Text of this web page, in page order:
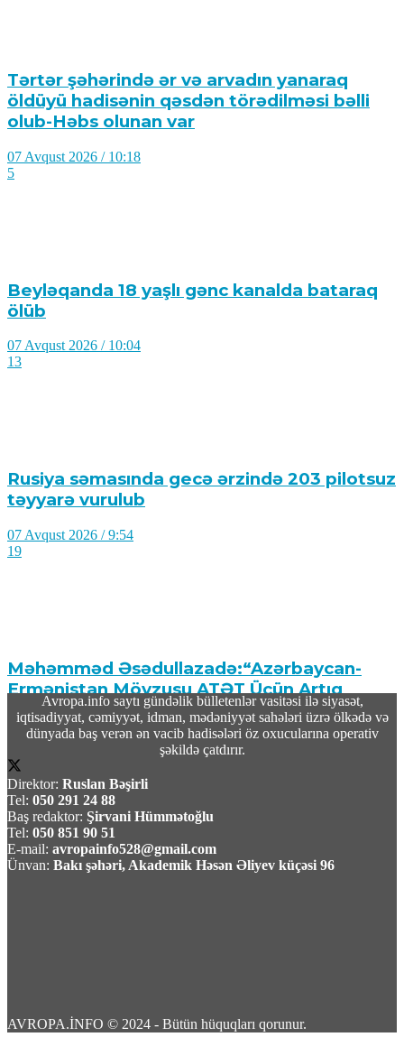
Tərtər şəhərində ər və arvadın yanaraq
öldüyü hadisənin qəsdən törədilməsi bəlli
olub-Həbs olunan var
07 Avqust 2026 / 10:18
5
Beyləqanda 18 yaşlı gənc kanalda bataraq
ölüb
07 Avqust 2026 / 10:04
13
Rusiya səmasında gecə ərzində 203 pilotsuz
təyyarə vurulub
07 Avqust 2026 / 9:54
19
Məhəmməd Əsədullazadə:“Azərbaycan-
Ermənistan Mövzusu ATƏT Üçün Artıq
Qapalı Səhifədir”
07 Avqust 2026 / 9:26
53
Yekaterinburqdakı Wildberries obyekti PUA
Avropa.info saytı gündəlik bülletenlər vasitəsi ilə siyasət,
iqtisadiyyat, cəmiyyət, idman, mədəniyyət sahələri üzrə ölkədə və
dünyada baş verən ən vacib hadisələri öz oxucularına operativ
şəkildə çatdırır.
Direktor: Ruslan Bəşirli
Tel: 050 291 24 88
Baş redaktor: Şirvani Hümmətoğlu
Tel: 050 851 90 51
E-mail: avropainfo528@gmail.com
Ünvan: Bakı şəhəri, Akademik Həsən Əliyev küçəsi 96
AVROPA.İNFO © 2024 - Bütün hüquqları qorunur.